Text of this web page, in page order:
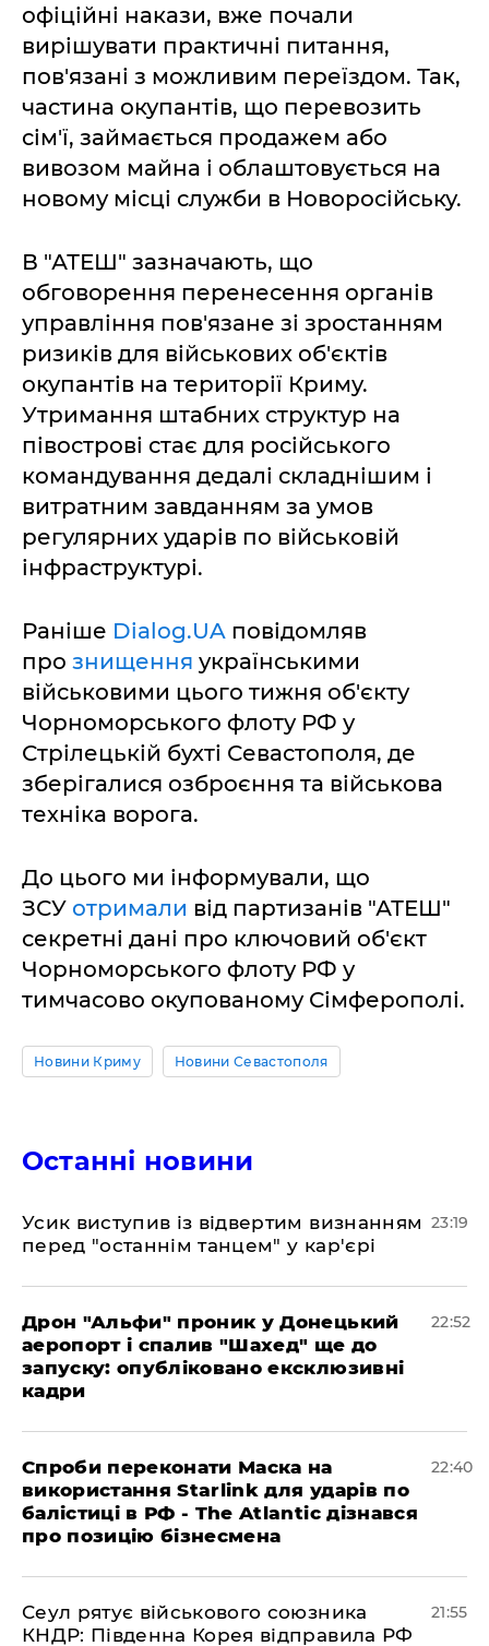
офіційні накази, вже почали
вирішувати практичні питання,
пов'язані з можливим переїздом. Так,
частина окупантів, що перевозить
сім'ї, займається продажем або
вивозом майна і облаштовується на
новому місці служби в Новоросійську.
В "АТЕШ" зазначають, що
обговорення перенесення органів
управління пов'язане зі зростанням
ризиків для військових об'єктів
окупантів на території Криму.
Утримання штабних структур на
півострові стає для російського
командування дедалі складнішим і
витратним завданням за умов
регулярних ударів по військовій
інфраструктурі.
Раніше Dialog.UA повідомляв
про знищення українськими
військовими цього тижня об'єкту
Чорноморського флоту РФ у
Стрілецькій бухті Севастополя, де
зберігалися озброєння та військова
техніка ворога.
До цього ми інформували, що
ЗСУ отримали від партизанів "АТЕШ"
секретні дані про ключовий об'єкт
Чорноморського флоту РФ у
тимчасово окупованому Сімферополі.
Новини Криму Новини Севастополя
Останні новини
​Усик виступив із відвертим визнанням
перед "останнім танцем" у кар'єрі
23:19
​Дрон "Альфи" проник у Донецький
аеропорт і спалив "Шахед" ще до
запуску: опубліковано ексклюзивні
кадри
22:52
​Спроби переконати Маска на
використання Starlink для ударів по
балістиці в РФ - The Atlantic дізнався
про позицію бізнесмена
22:40
​Сеул рятує військового союзника
КНДР: Південна Корея відправила РФ
21:55